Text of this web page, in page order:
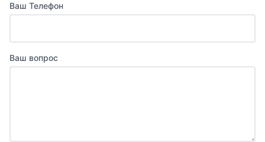
Ваш Телефон
Ваш вопрос